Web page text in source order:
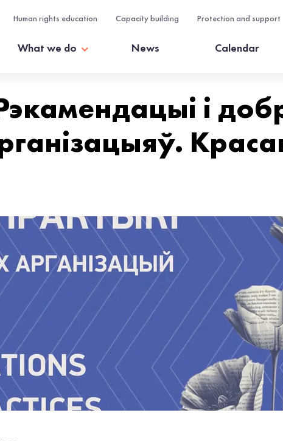
Human rights education Capacity building Protection and support
What we do News Calendar
і